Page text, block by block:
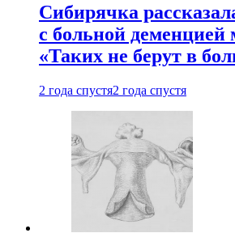
Сибирячка
с больной деменцией
«Таких не берут в
2 года спустя2 года спустя